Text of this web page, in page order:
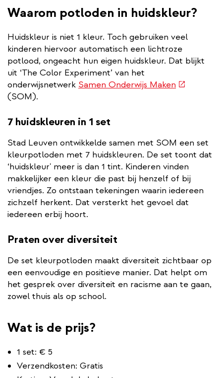
Waarom potloden in huidskleur?
Huidskleur is niet 1 kleur. Toch gebruiken veel
kinderen hiervoor automatisch een lichtroze
potlood, ongeacht hun eigen huidskleur. Dat blijkt
uit ‘The Color Experiment’ van het
onderwijsnetwerk Samen Onderwijs Maken (externe
(SOM).
7 huidskleuren in 1 set
Stad Leuven ontwikkelde samen met SOM een set
kleurpotloden met 7 huidskleuren. De set toont dat
‘huidskleur' meer is dan 1 tint. Kinderen vinden
makkelijker een kleur die past bij henzelf of bij
vriendjes. Zo ontstaan tekeningen waarin iedereen
zichzelf herkent. Dat versterkt het gevoel dat
iedereen erbij hoort.
Praten over diversiteit
De set kleurpotloden maakt diversiteit zichtbaar op
een eenvoudige en positieve manier. Dat helpt om
het gesprek over diversiteit en racisme aan te gaan,
zowel thuis als op school.
Wat is de prijs?
1 set: € 5
Verzendkosten: Gratis